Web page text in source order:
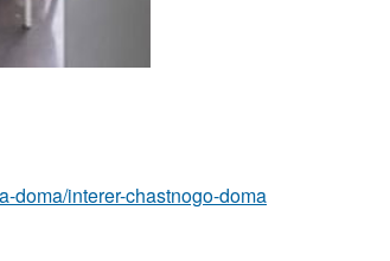
doma/interer-chastnogo-doma